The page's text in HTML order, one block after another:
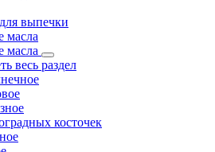
выпечки
масла
масла
весь раздел
косточек